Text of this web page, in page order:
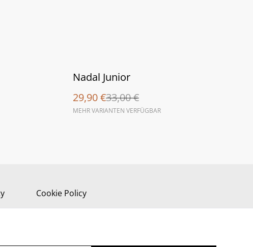
%
Nadal Junior
29,90 €33,00 €
MEHR VARIANTEN VERFÜGBAR
Cookie Policy